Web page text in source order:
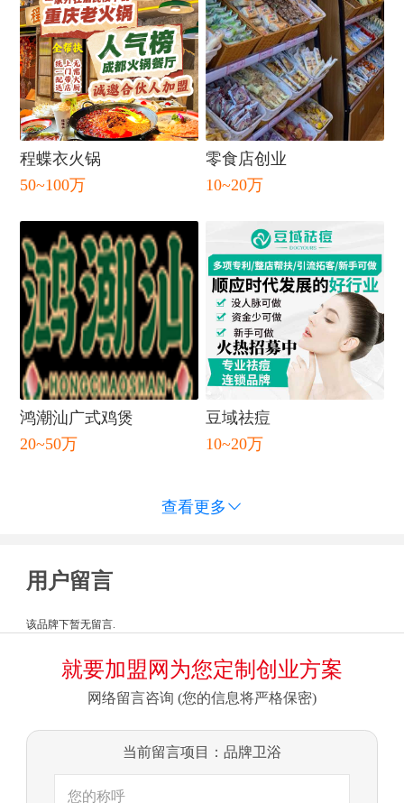
程蝶衣火锅
50~100万
零食店创业
10~20万
鸿潮汕广式鸡煲
20~50万
豆域祛痘
10~20万
查看更多 
用户留言
该品牌下暂无留言.
就要加盟网为您定制创业方案
网络留言咨询 (您的信息将严格保密)
当前留言项目：品牌卫浴